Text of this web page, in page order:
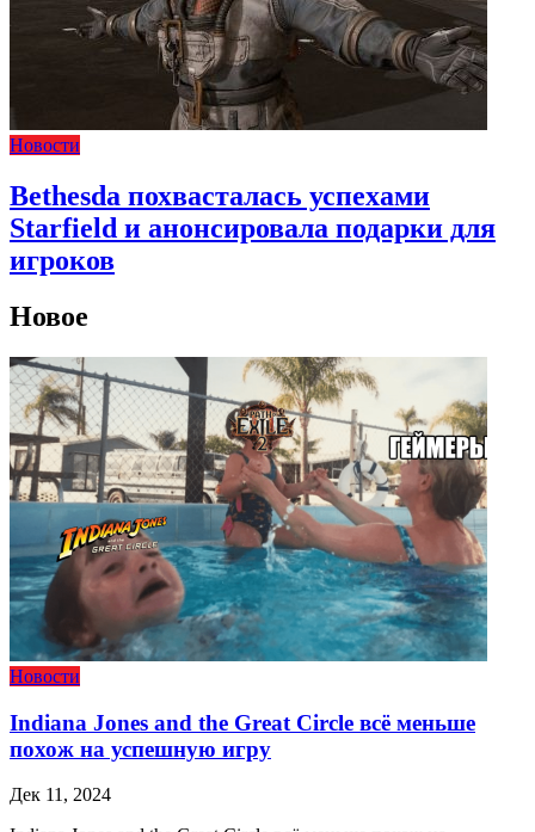
Новости
Bethesda похвасталась успехами
Starfield и анонсировала подарки для
игроков
Новое
Новости
Indiana Jones and the Great Circle всё меньше
похож на успешную игру
Дек 11, 2024